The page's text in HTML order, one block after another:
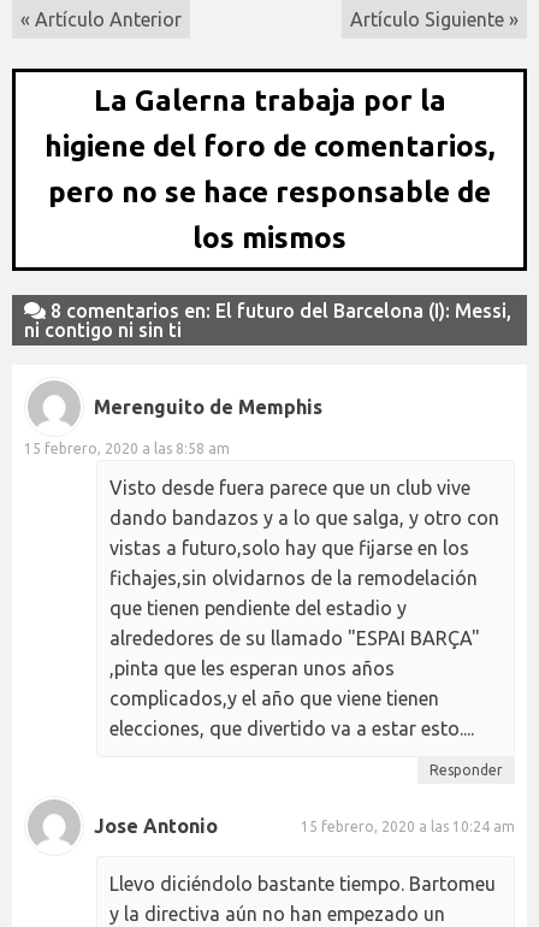
« Artículo Anterior Artículo Siguiente »
La Galerna trabaja por la
higiene del foro de comentarios,
pero no se hace responsable de
los mismos
8 comentarios en: El futuro del Barcelona (I): Messi,
ni contigo ni sin ti
Merenguito de Memphis
15 febrero, 2020 a las 8:58 am
Visto desde fuera parece que un club vive
dando bandazos y a lo que salga, y otro con
vistas a futuro,solo hay que fijarse en los
fichajes,sin olvidarnos de la remodelación
que tienen pendiente del estadio y
alrededores de su llamado "ESPAI BARÇA"
,pinta que les esperan unos años
complicados,y el año que viene tienen
elecciones, que divertido va a estar esto....
Responder
Jose Antonio 15 febrero, 2020 a las 10:24 am
Llevo diciéndolo bastante tiempo. Bartomeu
y la directiva aún no han empezado un